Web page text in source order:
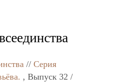
// Серия
, Выпуск 32 /